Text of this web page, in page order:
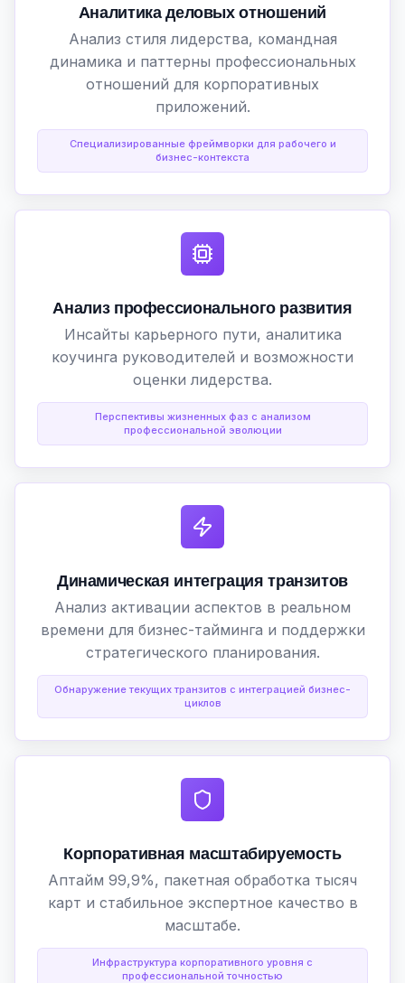
Аналитика деловых отношений
Анализ стиля лидерства, командная
динамика и паттерны профессиональных
отношений для корпоративных
приложений.
Специализированные фреймворки для рабочего и
бизнес-контекста
Анализ профессионального развития
Инсайты карьерного пути, аналитика
коучинга руководителей и возможности
оценки лидерства.
Перспективы жизненных фаз с анализом
профессиональной эволюции
Динамическая интеграция транзитов
Анализ активации аспектов в реальном
времени для бизнес-тайминга и поддержки
стратегического планирования.
Обнаружение текущих транзитов с интеграцией бизнес-
циклов
Корпоративная масштабируемость
Аптайм 99,9%, пакетная обработка тысяч
карт и стабильное экспертное качество в
масштабе.
Инфраструктура корпоративного уровня с
профессиональной точностью